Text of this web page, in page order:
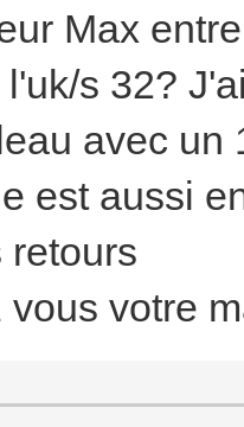
Max
s 32?
avec un
est aussi
retours
vous votre